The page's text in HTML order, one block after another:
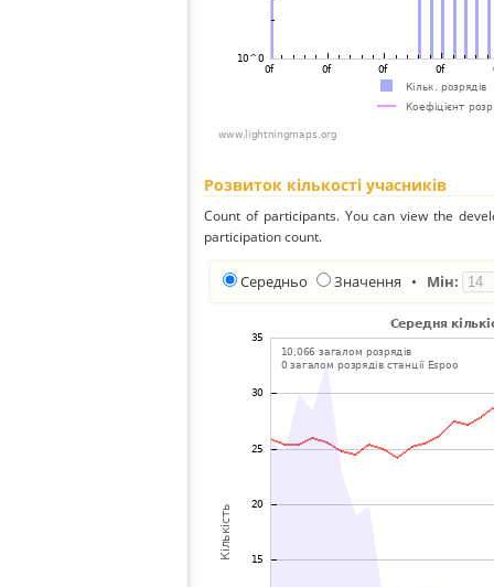
Розвиток кількості учасників
Count of participants. You can view the
participation count.
Середньо Значення • Мін: